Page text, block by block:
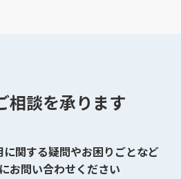
相談を承ります
関する疑問やお困りごとなど
お問い合わせください